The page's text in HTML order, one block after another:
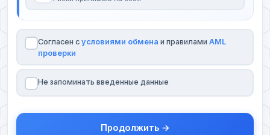
Согласен с условиями обмена и правилами AML
проверки
Не запоминать введенные данные
Продолжить →